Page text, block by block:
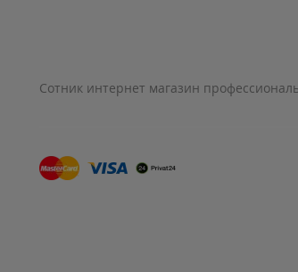
Сотник интернет магазин